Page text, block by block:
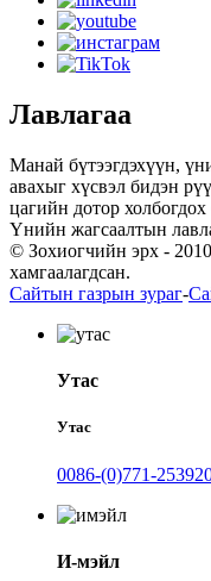
Лавлагаа
Манай бүтээгдэхүүн,
авахыг хүсвэл бидэн
цагийн дотор
Үнийн жагсаалтын
© Зохиогчийн эрх -
хамгаалагдсан.
Сайтын газрын зураг-
Утас
Утас
0086-(0)771-
И-мэйл